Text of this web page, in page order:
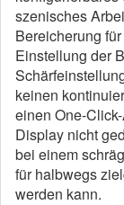
szenisches
Bereicherung
Einstellung der
keinen
einen One-
Display nicht
bei einem
für halbwegs
werden kann.